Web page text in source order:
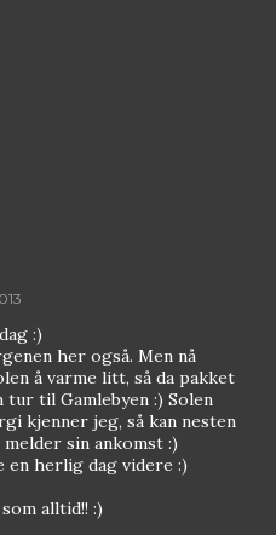
:)
her også. Men nå
å varme litt, så da pakket
til Gamlebyen :) Solen
kjenner jeg, så kan nesten
sin ankomst :)
en herlig dag videre :)
alltid!! :)